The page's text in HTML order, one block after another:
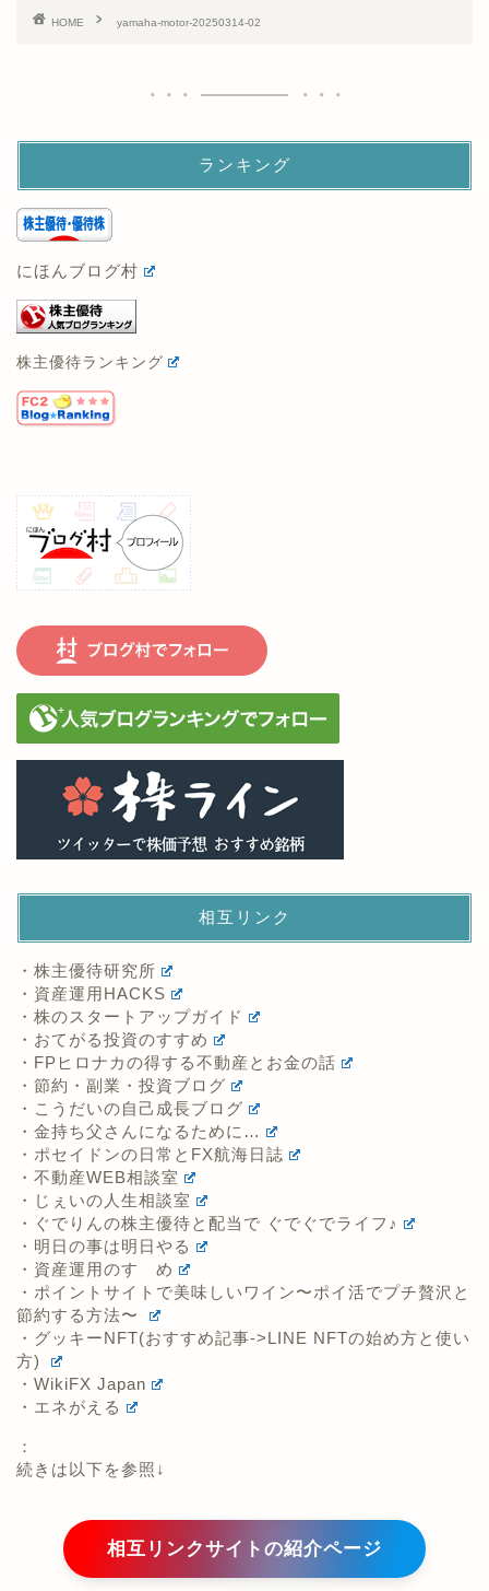
HOME yamaha-motor-20250314-02
ランキング
にほんブログ村
株主優待ランキング
相互リンク
・株主優待研究所
・資産運用HACKS
・株のスタートアップガイド
・おてがる投資のすすめ
・FPヒロナカの得する不動産とお金の話
・節約・副業・投資ブログ
・こうだいの自己成長ブログ
・金持ち父さんになるために…
・ポセイドンの日常とFX航海日誌
・不動産WEB相談室
・じぇいの人生相談室
・ぐでりんの株主優待と配当で ぐでぐでライフ♪
・明日の事は明日やる
・資産運用のすゝめ
・ポイントサイトで美味しいワイン〜ポイ活でプチ贅沢と
節約する方法〜
・グッキーNFT(おすすめ記事->LINE NFTの始め方と使い
方)
・WikiFX Japan
・エネがえる
：
続きは以下を参照↓
相互リンクサイトの紹介ページ